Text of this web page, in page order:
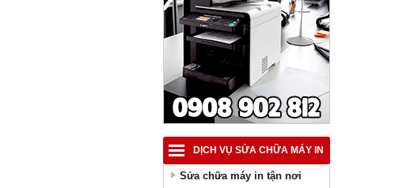
DỊCH VỤ SỬA CHỮA MÁY IN
Sửa chữa máy in tận nơi